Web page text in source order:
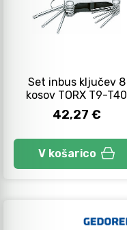
Set inbus ključev 8
kosov TORX T9-T40
42,27 €
V košarico